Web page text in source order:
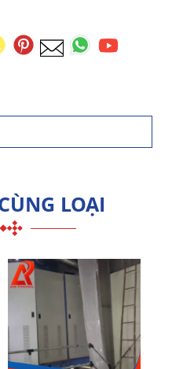
LOẠI